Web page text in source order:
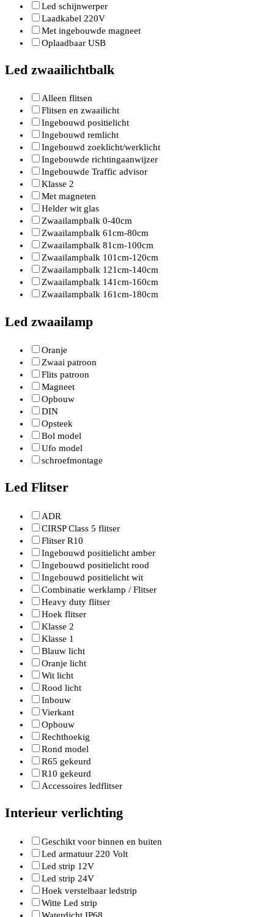
Led schijnwerper
Laadkabel 220V
Met ingebouwde magneet
Oplaadbaar USB
Led zwaailichtbalk
Alleen flitsen
Flitsen en zwaailicht
Ingebouwd positielicht
Ingebouwd remlicht
Ingebouwd zoeklicht/werklicht
Ingebouwde richtingaanwijzer
Ingebouwde Traffic advisor
Klasse 2
Met magneten
Helder wit glas
Zwaailampbalk 0-40cm
Zwaailampbalk 61cm-80cm
Zwaailampbalk 81cm-100cm
Zwaailampbalk 101cm-120cm
Zwaailampbalk 121cm-140cm
Zwaailampbalk 141cm-160cm
Zwaailampbalk 161cm-180cm
Led zwaailamp
Oranje
Zwaai patroon
Flits patroon
Magneet
Opbouw
DIN
Opsteek
Bol model
Ufo model
schroefmontage
Led Flitser
ADR
CIRSP Class 5 flitser
Flitser R10
Ingebouwd positielicht amber
Ingebouwd positielicht rood
Ingebouwd positielicht wit
Combinatie werklamp / Flitser
Heavy duty flitser
Hoek flitser
Klasse 2
Klasse 1
Blauw licht
Oranje licht
Wit licht
Rood licht
Inbouw
Vierkant
Opbouw
Rechthoekig
Rond model
R65 gekeurd
R10 gekeurd
Accessoires ledflitser
Interieur verlichting
Geschikt voor binnen en buiten
Led armatuur 220 Volt
Led strip 12V
Led strip 24V
Hoek verstelbaar ledstrip
Witte Led strip
Waterdicht IP68